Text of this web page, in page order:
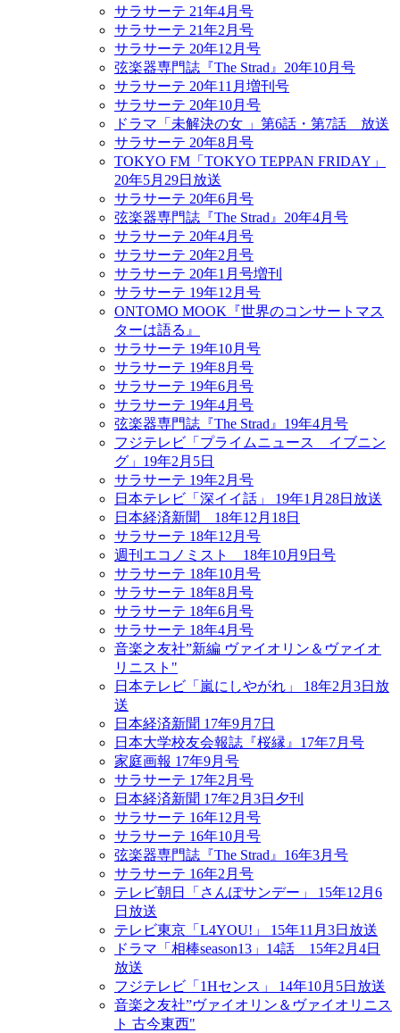
サラサーテ 21年4月号
サラサーテ 21年2月号
サラサーテ 20年12月号
弦楽器専門誌『The Strad』20年10月号
サラサーテ 20年11月増刊号
サラサーテ 20年10月号
ドラマ「未解決の女 」第6話・第7話 放送
サラサーテ 20年8月号
TOKYO FM「TOKYO TEPPAN FRIDAY」
20年5月29日放送
サラサーテ 20年6月号
弦楽器専門誌『The Strad』20年4月号
サラサーテ 20年4月号
サラサーテ 20年2月号
サラサーテ 20年1月号増刊
サラサーテ 19年12月号
ONTOMO MOOK『世界のコンサートマス
ターは語る』
サラサーテ 19年10月号
サラサーテ 19年8月号
サラサーテ 19年6月号
サラサーテ 19年4月号
弦楽器専門誌『The Strad』19年4月号
フジテレビ「プライムニュース イブニン
グ」19年2月5日
サラサーテ 19年2月号
日本テレビ「深イイ話」 19年1月28日放送
日本経済新聞 18年12月18日
サラサーテ 18年12月号
週刊エコノミスト 18年10月9日号
サラサーテ 18年10月号
サラサーテ 18年8月号
サラサーテ 18年6月号
サラサーテ 18年4月号
音楽之友社”新編 ヴァイオリン＆ヴァイオ
リニスト"
日本テレビ「嵐にしやがれ」 18年2月3日放
送
日本経済新聞 17年9月7日
日本大学校友会報誌『桜縁』17年7月号
家庭画報 17年9月号
サラサーテ 17年2月号
日本経済新聞 17年2月3日夕刊
サラサーテ 16年12月号
サラサーテ 16年10月号
弦楽器専門誌『The Strad』16年3月号
サラサーテ 16年2月号
テレビ朝日「さんぽサンデー」 15年12月6
日放送
テレビ東京「L4YOU!」 15年11月3日放送
ドラマ「相棒season13」14話 15年2月4日
放送
フジテレビ「1Hセンス」 14年10月5日放送
音楽之友社”ヴァイオリン＆ヴァイオリニス
ト 古今東西"